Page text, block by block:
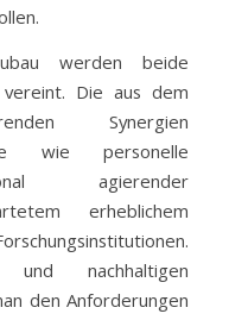
werden beide
Die aus dem
Synergien
wie personelle
agierender
erheblichem
nachhaltigen
den Anforderungen